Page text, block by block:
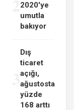
2020'ye
umutla
bakıyor
3
Dış
ticaret
açığı,
ağustosta
yüzde
168 arttı